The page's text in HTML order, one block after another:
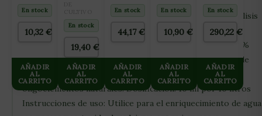
desmineralizada o de ósmosis inversa. Composición: Análisis
garantizado: N-P-K: 6 – 0 – 0 Nitrógeno total (N) 6.0%
Nitrato de nitrógeno Calcio (Ca) 5.0% Magnesio (Mg) 12%
12% de magnesio soluble en agua Ingredientes: Nitrato de
calcio, nitrato de magnesio, hierro DTPA, aminoácidos y
oligoelementos naturales. Dosificación: 10 ml por 10 litros
Instrucciones de uso: Utilice para el enriquecimiento de agua
GROTEK
50L
En stock
10,32 €
AÑADIR
AL
CARRITO
INUNDACION
PARA
100x100CM
En stock
19,40€
AÑADIR
AL
CARRITO
ALVEOLOS
En stock
44,17€
AÑADIR
AL
CARRITO
WASHED
&
50 L
En stock
10,90 €
AÑADIR
AL
CARRITO
5L
En stock
290,22€
AÑADIR
AL
CARRITO